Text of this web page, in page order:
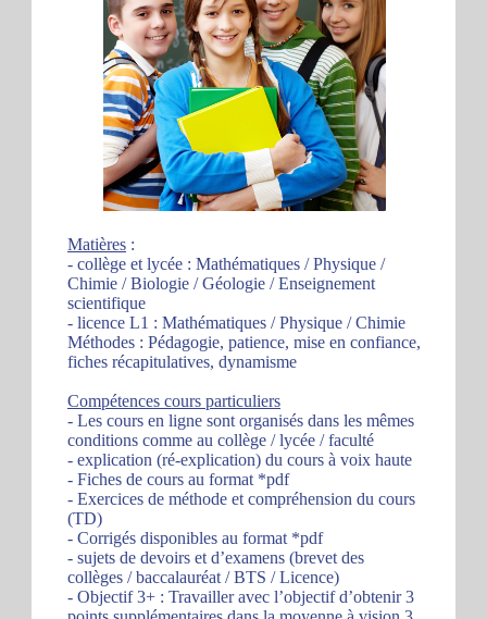
Matières :
- collège et lycée : Mathématiques / Physique /
Chimie / Biologie / Géologie / Enseignement
scientifique
- licence L1 : Mathématiques / Physique / Chimie
Méthodes : Pédagogie, patience, mise en confiance,
fiches récapitulatives, dynamisme
Compétences cours particuliers
- Les cours en ligne sont organisés dans les mêmes
conditions comme au collège / lycée / faculté
- explication (ré-explication) du cours à voix haute
- Fiches de cours au format *pdf
- Exercices de méthode et compréhension du cours
(TD)
- Corrigés disponibles au format *pdf
- sujets de devoirs et d’examens (brevet des
collèges / baccalauréat / BTS / Licence)
- Objectif 3+ : Travailler avec l’objectif d’obtenir 3